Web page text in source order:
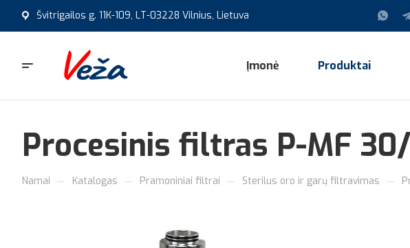
Švitrigailos g. 11K-109, LT-03228 Vilnius, Lietuva
Įmonė Produktai
Procesinis filtras P-MF
Namai — Katalogas — Pramoniniai filtrai — Sterilus oro ir garų filtravimas —